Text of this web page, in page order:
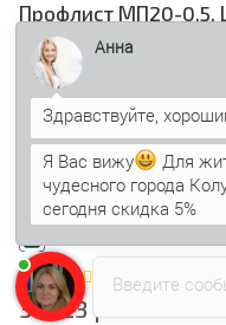
Профлист МП20-0.5,
RAL6005
Покрытие:
Кровля
От 0,5
Общая ширина, мм:1150
Толщина металла, мм:
0.5
Цвет:
376.23 р.
Введите
Анна
Я Вас вижу
Для
чудесного города
сегодня скидка 5%